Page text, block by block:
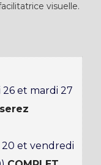
visuelle.
et mardi 27
et vendredi